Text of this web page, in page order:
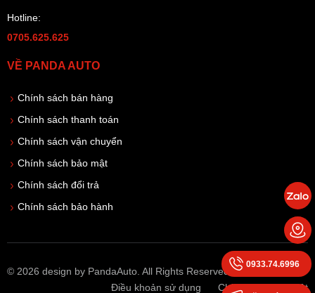
Hotline:
0705.625.625
VỀ PANDA AUTO
Chính sách bán hàng
Chính sách thanh toán
Chính sách vận chuyển
Chính sách bảo mật
Chính sách đổi trả
Chính sách bảo hành
© 2026 design by PandaAuto. All Rights Reserved
Điều khoản sử dụng
Chính sách bảo mật
0933.74.6996